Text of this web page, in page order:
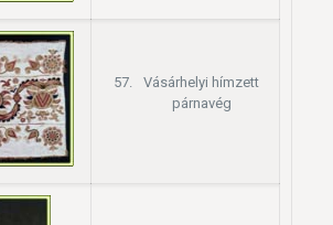
Vásárhelyi hímzett
párnavég